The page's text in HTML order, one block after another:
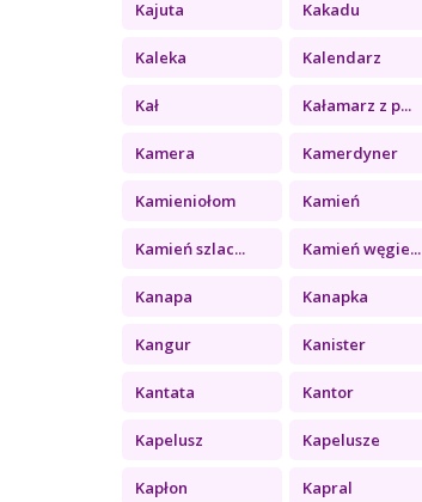
Kajuta Kakadu
Kaleka Kalendarz
Kał Kałamarz z p...
Kamera Kamerdyner
Kamieniołom Kamień
Kamień szlac... Kamień węgie...
Kanapa Kanapka
Kangur Kanister
Kantata Kantor
Kapelusz Kapelusze
Kapłon Kapral